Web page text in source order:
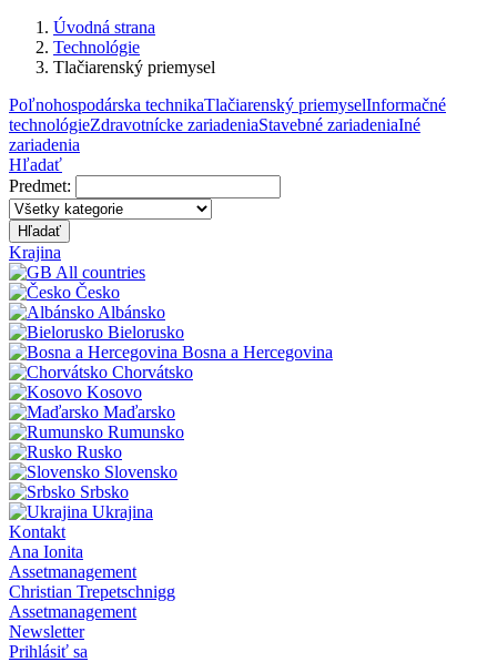
Úvodná strana
Technológie
Tlačiarenský priemysel
Poľnohospodárska technikaTlačiarenský priemyselInformačné
technológieZdravotnícke zariadeniaStavebné zariadeniaIné
zariadenia
Hľadať
Predmet:
Hľadať
Krajina
All countries
Česko
Albánsko
Bielorusko
Bosna a Hercegovina
Chorvátsko
Kosovo
Maďarsko
Rumunsko
Rusko
Slovensko
Srbsko
Ukrajina
Kontakt
Ana Ionita
Assetmanagement
Christian Trepetschnigg
Assetmanagement
Newsletter
Prihlásiť sa